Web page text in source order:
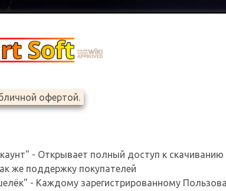
офертой.
- Открывает полный доступ к скачиванию
же поддержку покупателей
- Каждому зарегистрированному